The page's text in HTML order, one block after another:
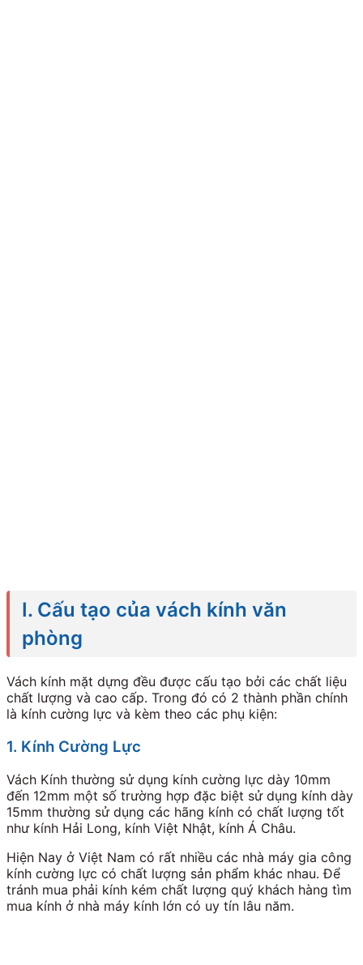
I. Cấu tạo của vách kính văn
phòng
Vách kính mặt dựng đều được cấu tạo bởi các chất liệu
chất lượng và cao cấp. Trong đó có 2 thành phần chính
là kính cường lực và kèm theo các phụ kiện:
1. Kính Cường Lực
Vách Kính thường sử dụng kính cường lực dày 10mm
đến 12mm một số trường hợp đặc biệt sử dụng kính dày
15mm thường sử dụng các hãng kính có chất lượng tốt
như kính Hải Long, kính Việt Nhật, kính Á Châu.
Hiện Nay ở Việt Nam có rất nhiều các nhà máy gia công
kính cường lực có chất lượng sản phẩm khác nhau. Để
tránh mua phải kính kém chất lượng quý khách hàng tìm
mua kính ở nhà máy kính lớn có uy tín lâu năm.